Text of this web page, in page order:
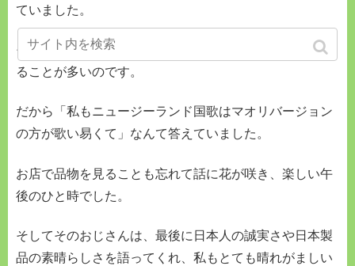
ていました。
そうなんですよ、マオリ語はアルファベット読みで通じ
ることが多いのです。
だから「私もニュージーランド国歌はマオリバージョン
の方が歌い易くて」なんて答えていました。
お店で品物を見ることも忘れて話に花が咲き、楽しい午
後のひと時でした。
そしてそのおじさんは、最後に日本人の誠実さや日本製
品の素晴らしさを語ってくれ、私もとても晴れがましい